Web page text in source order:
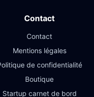
Contact
Contact
Mentions légales
de confidentialité
Boutique
Startup carnet de bord